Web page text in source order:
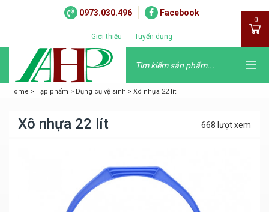
0973.030.496 Facebook
Giới thiệu Tuyển dụng
0
Home > Tạp phẩm > Dụng cụ vệ sinh > Xô nhựa 22 lít
Xô nhựa 22 lít 668 lượt xem